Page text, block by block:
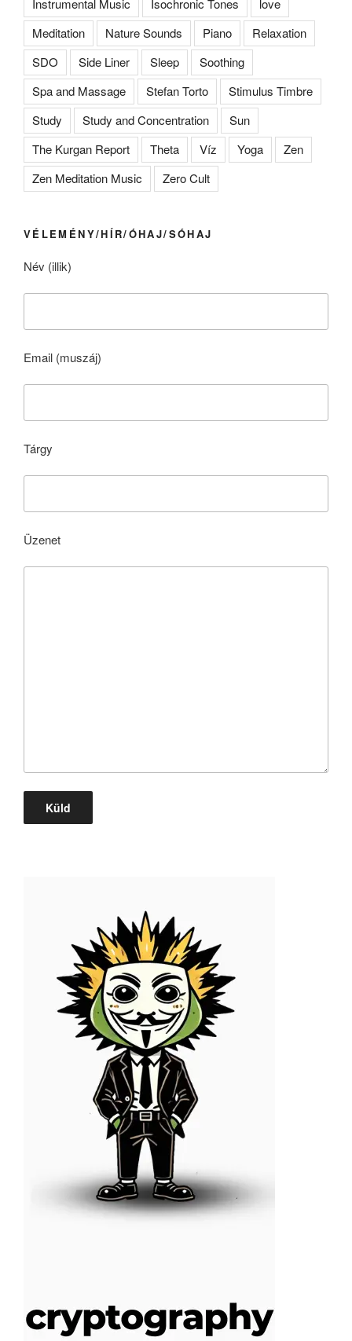
Instrumental Music Isochronic Tones
love
Meditation
Nature Sounds Piano
Relaxation
SDO
Side Liner Sleep
Soothing
Spa and Massage
Stefan Torto
Stimulus Timbre
Study
Study and Concentration
Sun
The Kurgan Report
Theta Víz Yoga
Zen
Zen Meditation Music
Zero Cult
VÉLEMÉNY/HÍR/ÓHAJ/SÓHAJ
Név (illik)
Email (muszáj)
Tárgy
Üzenet